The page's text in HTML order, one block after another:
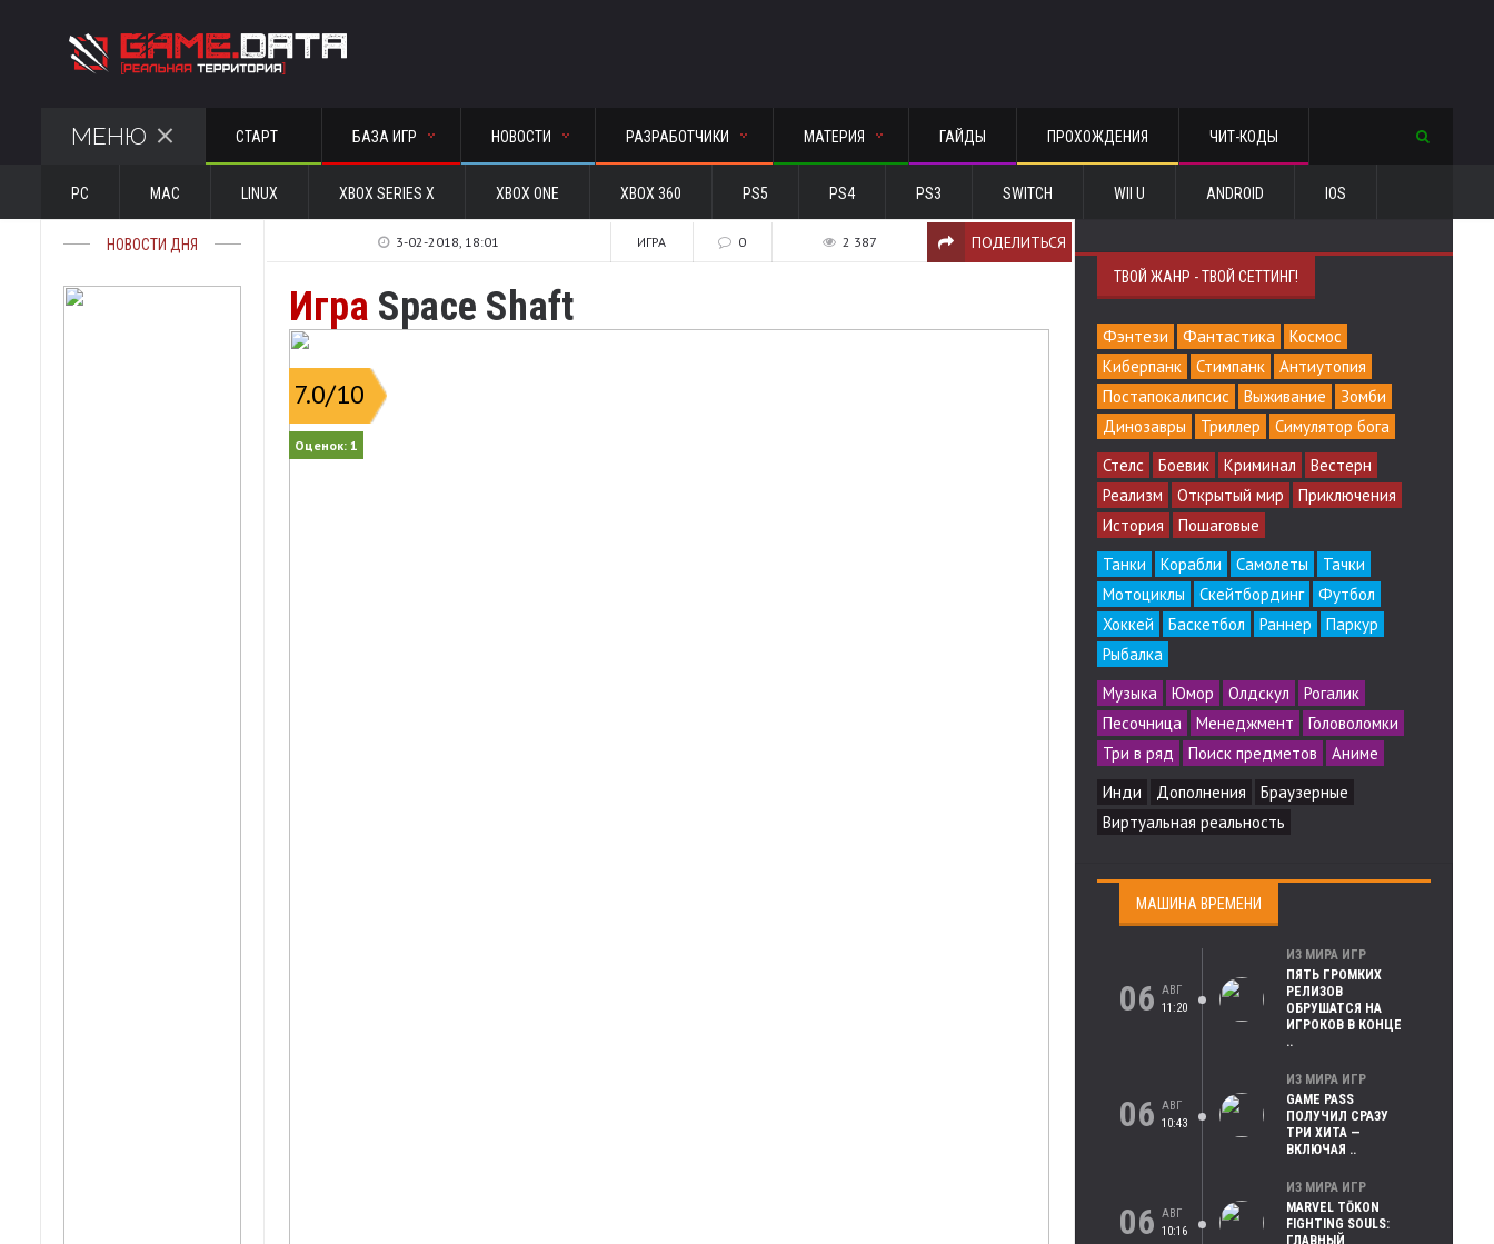
МЕНЮ СТАРТ БАЗА ИГР НОВОСТИ РАЗРАБОТЧИКИ МАТЕРИЯ ГАЙДЫ ПРОХОЖДЕНИЯ ЧИТ-КОДЫ
PC MAC LINUX XBOX SERIES X XBOX ONE XBOX 360 PS5 PS4 PS3 SWITCH WII U ANDROID IOS
НОВОСТИ ДНЯ 3-02-2018, 18:01 ИГРА 0 2 387 ПОДЕЛИТЬСЯ
Игра Space Shaft
7.0/10
Оценок: 1
ТВОЙ ЖАНР - ТВОЙ СЕТТИНГ!
Фэнтези Фантастика
Космос
Киберпанк
Стимпанк
Антиутопия
Постапокалипсис
Выживание
Зомби
Динозавры
Триллер
Симулятор бога
Стелс
Боевик Криминал
Вестерн
Реализм
Открытый мир
Приключения
История
Пошаговые
Танки
Корабли Самолеты
Тачки
Мотоциклы
Скейтбординг
Футбол
Хоккей
Баскетбол Раннер
Паркур
Рыбалка
Музыка
Юмор Олдскул
Рогалик
Песочница
Менеджмент
Головоломки
Три в ряд
Поиск предметов
Аниме
Инди
Дополнения
Браузерные
Виртуальная реальность
МАШИНА ВРЕМЕНИ
06 АВГ
11:20
ИЗ МИРА ИГР
ПЯТЬ ГРОМКИХ
РЕЛИЗОВ
ОБРУШАТСЯ НА
ИГРОКОВ В КОНЦЕ
..
06 АВГ
10:43
ИЗ МИРА ИГР
GAME PASS
ПОЛУЧИЛ СРАЗУ
ТРИ ХИТА —
ВКЛЮЧАЯ ..
06 АВГ
10:16
ИЗ МИРА ИГР
MARVEL TŌKON
FIGHTING SOULS:
ГЛАВНЫЙ